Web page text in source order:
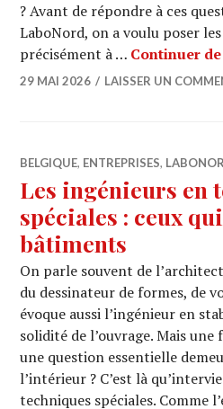
? Avant de répondre à ces
LaboNord, on a voulu poser
précisément à … Continuer
29 MAI 2026 LAISSER UN
BELGIQUE, ENTREPRISES,
Les ingénieurs en
spéciales : ceux
bâtiments
On parle souvent de
du dessinateur de formes, de
évoque aussi l’ingénieur en
solidité de l’ouvrage. Mais
une question essentielle
l’intérieur ? C’est là
techniques spéciales. Comme